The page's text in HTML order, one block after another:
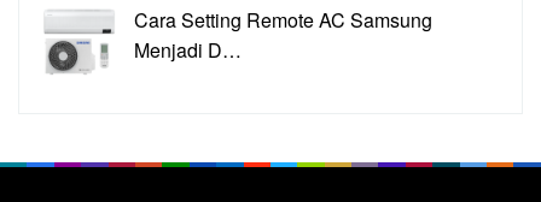
Cara Setting Remote AC Samsung
Menjadi D…